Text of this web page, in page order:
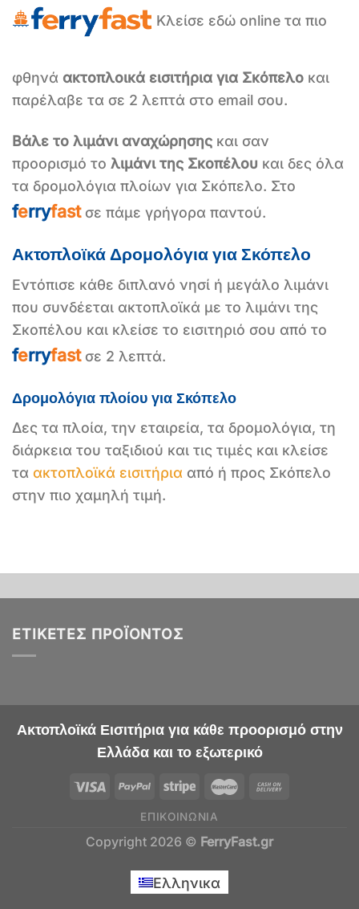
Κλείσε εδώ online τα πιο
φθηνά ακτοπλοικά εισιτήρια για Σκόπελο και
παρέλαβε τα σε 2 λεπτά στο email σου.
Βάλε το λιμάνι αναχώρησης και σαν
προορισμό το λιμάνι της Σκοπέλου και δες όλα
τα δρομολόγια πλοίων για Σκόπελο. Στο
ferryfastσε πάμε γρήγορα παντού.
Ακτοπλοϊκά Δρομολόγια για Σκόπελο
Εντόπισε κάθε διπλανό νησί ή μεγάλο λιμάνι
που συνδέεται ακτοπλοϊκά με το λιμάνι της
Σκοπέλου και κλείσε το εισιτηριό σου από το
ferryfastσε 2 λεπτά.
Δρομολόγια πλοίου για Σκόπελο
Δες τα πλοία, την εταιρεία, τα δρομολόγια, τη
διάρκεια του ταξιδιού και τις τιμές και κλείσε
τα ακτοπλοϊκά εισιτήρια από ή προς Σκόπελο
στην πιο χαμηλή τιμή.
ΕΤΙΚΈΤΕΣ ΠΡΟΪΌΝΤΟΣ
Ακτοπλοϊκά Εισιτήρια για κάθε προορισμό στην
Ελλάδα και το εξωτερικό
ΕΠΙΚΟΙΝΩΝΊΑ
Copyright 2026 © FerryFast.gr
Ελληνικα